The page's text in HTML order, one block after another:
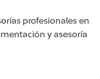
profesionales en
y asesoría